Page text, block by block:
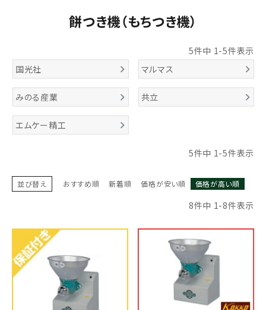
お気に入り一覧
農業機械
作業用品
補修部品
餅つき機（もちつき機）
5件中 1-5件表示
国光社
マルマス
みのる産業 共立
エムケー精工
5件中 1-5件表示
並び替え おすすめ順 新着順 価格が安い順 価格が高い順
8件中 1-8件表示